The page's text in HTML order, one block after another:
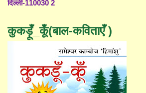
दिल्ली-110030 2
कुकड़ूँ_कूँ(बाल-कविताएँ )